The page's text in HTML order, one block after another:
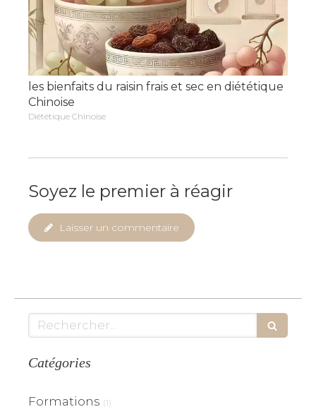
les bienfaits du raisin frais et sec en diététique
Chinoise
Diététique Chinoise
Soyez le premier à réagir
Laisser un commentaire
Rechercher
Catégories
Formations (1)